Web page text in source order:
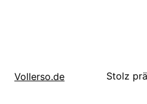
Vollerso.de Stolz